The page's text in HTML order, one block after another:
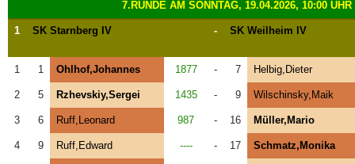
7.RUNDE AM SONNTAG, 19.04.2026, 10:00 UHR
1 SK Starnberg IV - SK Weilheim IV
1 1 Ohlhof,Johannes 1877 - 7 Helbig,Dieter
2 5 Rzhevskiy,Sergei 1435 - 9 Wilschinsky,Maik
3 6 Ruff,Leonard 987 - 16 Müller,Mario
4 9 Ruff,Edward ---- - 17 Schmatz,Monika